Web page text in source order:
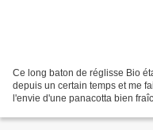
Ce long baton de réglisse Bio
depuis un certain temps et me
l'envie d'une panacotta bien